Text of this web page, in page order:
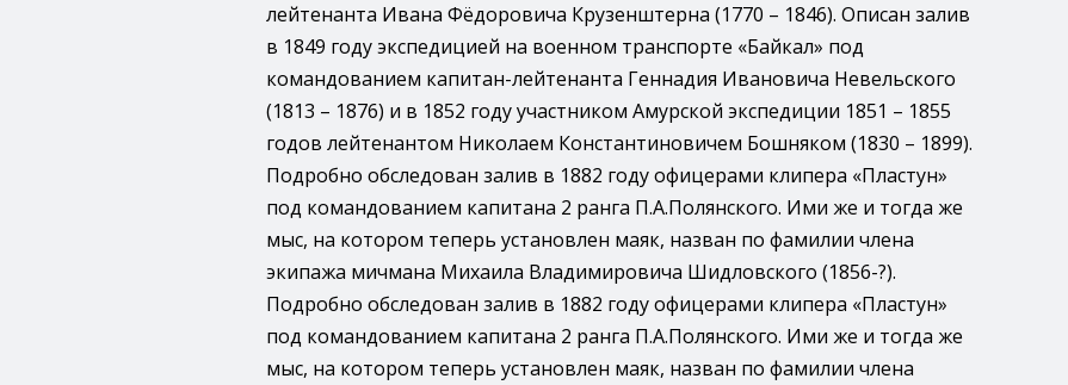
лейтенанта Ивана Фёдоровича Крузенштерна (1770 – 1846). Описан залив
в 1849 году экспедицией на военном транспорте «Байкал» под
командованием капитан-лейтенанта Геннадия Ивановича Невельского
(1813 – 1876) и в 1852 году участником Амурской экспедиции 1851 – 1855
годов лейтенантом Николаем Константиновичем Бошняком (1830 – 1899).
Подробно обследован залив в 1882 году офицерами клипера «Пластун»
под командованием капитана 2 ранга П.А.Полянского. Ими же и тогда же
мыс, на котором теперь установлен маяк, назван по фамилии члена
экипажа мичмана Михаила Владимировича Шидловского (1856-?).
Подробно обследован залив в 1882 году офицерами клипера «Пластун»
под командованием капитана 2 ранга П.А.Полянского. Ими же и тогда же
мыс, на котором теперь установлен маяк, назван по фамилии члена